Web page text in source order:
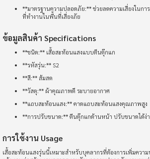
**มาตรฐานความปลอดภัย:** ช่วยลดความเสี่ยงในกา
ที่ทำงานในพื้นที่เสี่ยงภัย
ข้อมูลสินค้า Specifications
**ชนิด:** เสื้อสะท้อนแสงแบบตีนตุ๊กแก
**รหัสรุ่น:** S2
**สี:** ส้มสด
**วัสดุ:** ผ้าคุณภาพดี ระบายอากาศ
**แถบสะท้อนแสง:** คาดแถบสะท้อนแสงคุณภาพสูง
**การปรับขนาด:** ตีนตุ๊กแกด้านหน้า ปรับขนาดได้ง่
การใช้งาน Usage
เสื้อสะท้อนแสงรุ่นนี้เหมาะสำหรับบุคลากรที่ต้องการเพิ่มควา